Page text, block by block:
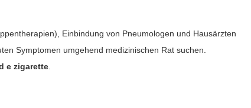
Einbindung von Pneumologen und Hausärzten
Symptomen umgehend medizinischen Rat suchen.
e zigarette.